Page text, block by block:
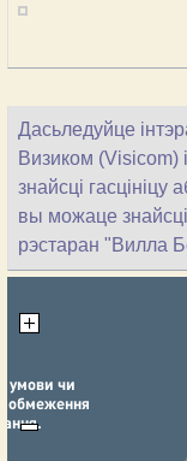
Дасьледуйце
Визиком (Visicom)
знайсці
вы можаце знайсці
рэстаран "Вилла